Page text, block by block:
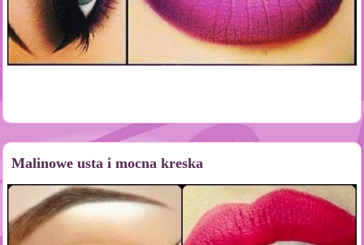
Malinowe usta i mocna kreska